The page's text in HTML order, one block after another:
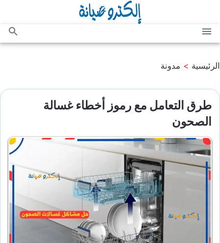
المحتوى
القائمة
بحث
الرئيسية > مدونة
طرق التعامل مع رموز أخطاء غسالة
الصحون